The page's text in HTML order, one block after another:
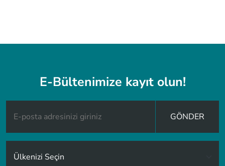
E-Bültenimize kayıt olun!
GÖNDER